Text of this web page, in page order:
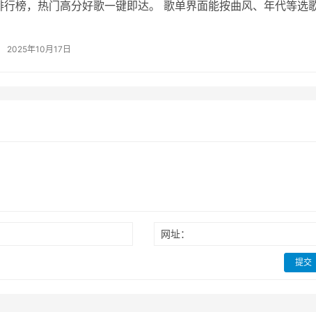
行榜，热门高分好歌一键即达。 歌单界面能按曲风、年代等选
2025年10月17日
网址：
提交